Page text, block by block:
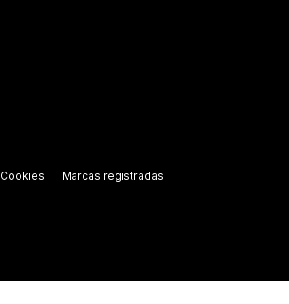
Cookies Marcas registradas